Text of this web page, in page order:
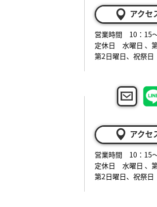
アクセ
営業時間 10：15
定休日 水曜日 、第
第2日曜日、祝祭日
アクセ
営業時間 10：15
定休日 水曜日 、第
第2日曜日、祝祭日